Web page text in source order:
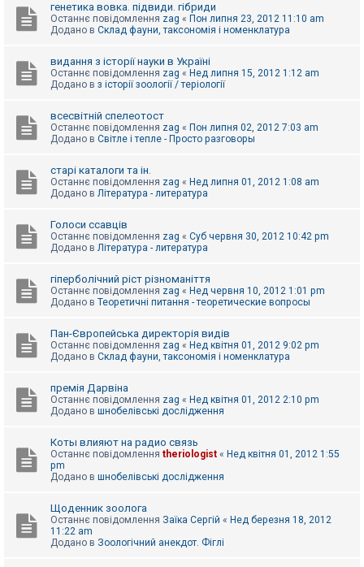
генетика вовка. підвиди. гібриди
Останнє повідомлення zag « Пон липня 23, 2012 11:10 am
Додано в Склад фауни, таксономія і номенклатура
видання з історії науки в Україні
Останнє повідомлення zag « Нед липня 15, 2012 1:12 am
Додано в з історії зоології / теріології
всесвітній спелеотост
Останнє повідомлення zag « Пон липня 02, 2012 7:03 am
Додано в Світле і тепле - Просто разговоры
старі каталоги та ін.
Останнє повідомлення zag « Нед липня 01, 2012 1:08 am
Додано в Література - литература
Голоси ссавців
Останнє повідомлення zag « Суб червня 30, 2012 10:42 pm
Додано в Література - литература
гіперболічний ріст різноманіття
Останнє повідомлення zag « Нед червня 10, 2012 1:01 pm
Додано в Теоретичні питання - теоретические вопросы
Пан-Європейська директорія видів
Останнє повідомлення zag « Нед квітня 01, 2012 9:02 pm
Додано в Склад фауни, таксономія і номенклатура
премія Дарвіна
Останнє повідомлення zag « Нед квітня 01, 2012 2:10 pm
Додано в шнобелівські дослідження
Коты влияют на радио связь
Останнє повідомлення theriologist « Нед квітня 01, 2012 1:55
pm
Додано в шнобелівські дослідження
Щоденник зоолога
Останнє повідомлення Заїка Сергій « Нед березня 18, 2012
11:22 am
Додано в Зоологічний анекдот. Фіглі